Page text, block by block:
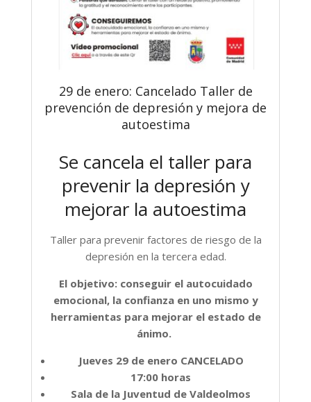
29 de enero: Cancelado Taller de
prevención de depresión y mejora de
autoestima
Se cancela el taller para
prevenir la depresión y
mejorar la autoestima
Taller para prevenir factores de riesgo de la
depresión en la tercera edad.
El objetivo: conseguir el autocuidado
emocional, la confianza en uno mismo y
herramientas para mejorar el estado de
ánimo.
Jueves 29 de enero CANCELADO
17:00 horas
Sala de la Juventud de Valdeolmos